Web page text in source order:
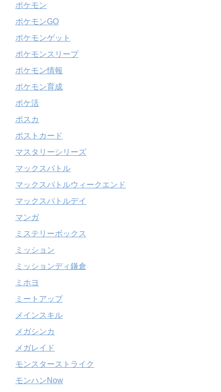
ポケモン
ポケモンGO
ポケモンゲット
ポケモンスリープ
ポケモン情報
ポケモン育成
ポケ活
ポスカ
ポストカード
マスタリーシリーズ
マックスバトル
マックスバトルウィークエンド
マックスバトルデイ
マンガ
ミステリーボックス
ミッション
ミッションディ鎌倉
ミホヨ
ミートアップ
メインスキル
メガシンカ
メガレイド
モンスターストライク
モンハンNow